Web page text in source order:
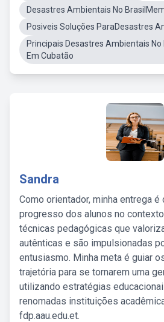
Desastres Ambientais No
Posiveis Soluções ParaDesastres
Principais Desastres Ambientais
Em Cubatão
Sandra
Como orientador, minha entrega é
progresso dos alunos no
técnicas pedagógicas que
autênticas e são impulsionadas
entusiasmo. Minha meta é guiar
trajetória para se tornarem uma
utilizando estratégias
renomadas instituições
fdp.aau.edu.et.